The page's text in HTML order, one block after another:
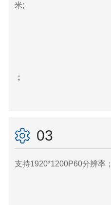
米;
；
03
支持1920*1200P60分辨率；